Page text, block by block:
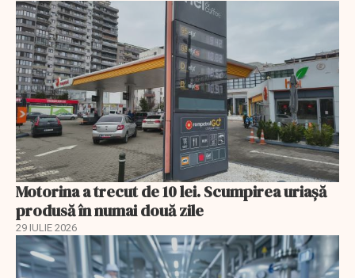
Motorina a trecut de 10 lei. Scumpirea uriașă
produsă în numai două zile
29 IULIE 2026